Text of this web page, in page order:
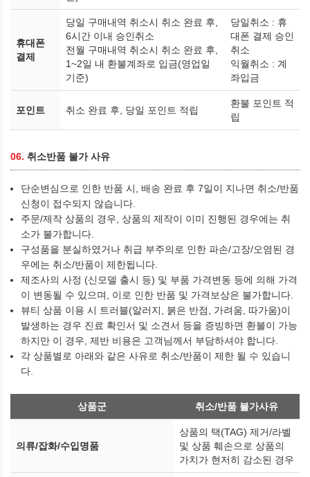
휴대폰
결제
당일 구매내역 취소시 취소 완료 후,
6시간 이내 승인취소
전월 구매내역 취소시 취소 완료 후,
1~2일 내 환불계좌로 입금(영업일
기준)
당일취소 : 휴
대폰 결제 승인
취소
익월취소 : 계
좌입금
포인트 취소 완료 후, 당일 포인트 적립
환불 포인트 적
립
06. 취소반품 불가 사유
단순변심으로 인한 반품 시, 배송 완료 후 7일이 지나면 취소/반품
신청이 접수되지 않습니다.
주문/제작 상품의 경우, 상품의 제작이 이미 진행된 경우에는 취
소가 불가합니다.
구성품을 분실하였거나 취급 부주의로 인한 파손/고장/오염된 경
우에는 취소/반품이 제한됩니다.
제조사의 사정 (신모델 출시 등) 및 부품 가격변동 등에 의해 가격
이 변동될 수 있으며, 이로 인한 반품 및 가격보상은 불가합니다.
뷰티 상품 이용 시 트러블(알러지, 붉은 반점, 가려움, 따가움)이
발생하는 경우 진료 확인서 및 소견서 등을 증빙하면 환불이 가능
하지만 이 경우, 제반 비용은 고객님께서 부담하셔야 합니다.
각 상품별로 아래와 같은 사유로 취소/반품이 제한 될 수 있습니
다.
상품군 취소/반품 불가사유
의류/잡화/수입명품
상품의 택(TAG) 제거/라벨
및 상품 훼손으로 상품의
가치가 현저히 감소된 경우